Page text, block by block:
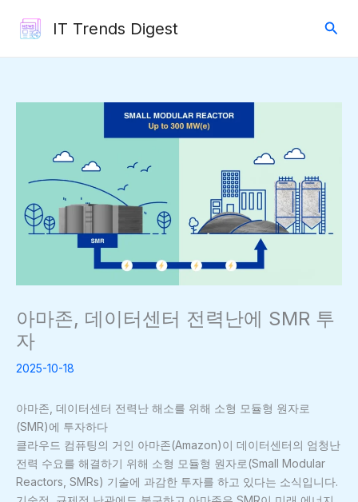
IT Trends Digest
검
아마존, 데이터센터 전력난에 SMR 투
자
2025-10-18
아마존, 데이터센터 전력난 해소를 위해 소형 모듈형 원자로
(SMR)에 투자하다
클라우드 컴퓨팅의 거인 아마존(Amazon)이 데이터센터의 엄청난
전력 수요를 해결하기 위해 소형 모듈형 원자로(Small Modular
Reactors, SMRs) 기술에 과감한 투자를 하고 있다는 소식입니다.